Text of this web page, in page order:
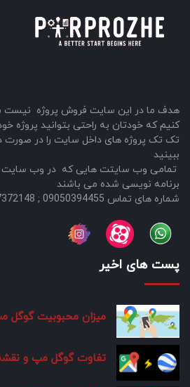
هدف ما در این سایت فروش پروژه نیست
کنیم که خودتان به راحتی بتوانید پروژه
تک تک پروژه های داخل سایت را در صورت
ببینید
تمامی وب سایتت هایی که در وب سایت
برنامه نویسی شده می باشند
شماره های تماس 09050394455 ; 09017372148
پست های اخیر
میزان محبوبیت گوگل
تفاوت گوگل مپ و